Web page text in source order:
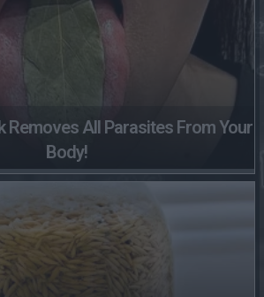
Removes All Parasites From Your
Body!